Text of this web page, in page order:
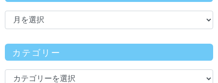
カテゴリー